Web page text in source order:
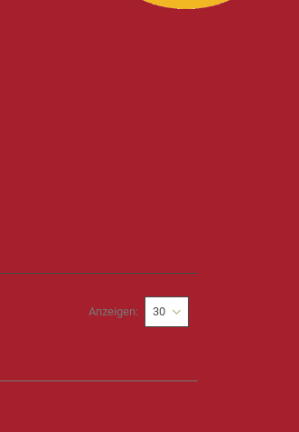
Anzeigen